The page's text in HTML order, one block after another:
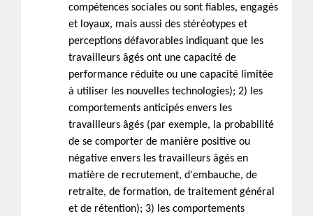
compétences sociales ou sont fiables, engagés
et loyaux, mais aussi des stéréotypes et
perceptions défavorables indiquant que les
travailleurs âgés ont une capacité de
performance réduite ou une capacité limitée
à utiliser les nouvelles technologies); 2) les
comportements anticipés envers les
travailleurs âgés (par exemple, la probabilité
de se comporter de manière positive ou
négative envers les travailleurs âgés en
matière de recrutement, d'embauche, de
retraite, de formation, de traitement général
et de rétention); 3) les comportements